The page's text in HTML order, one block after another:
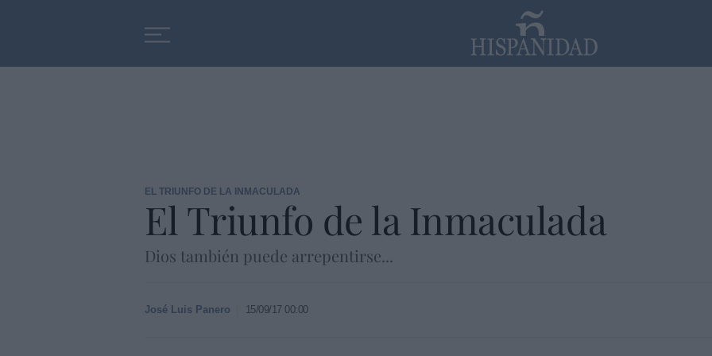
EL TRIUNFO DE LA INMACULADA
El Triunfo de la Inmaculada
Dios también puede arrepentirse...
José Luis Panero 15/09/17 00:00